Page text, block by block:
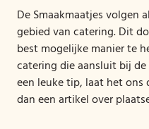
De Smaakmaatjes
gebied van catering. Dit
best mogelijke manier te
catering die aansluit bij
een leuke tip, laat het
dan een artikel over